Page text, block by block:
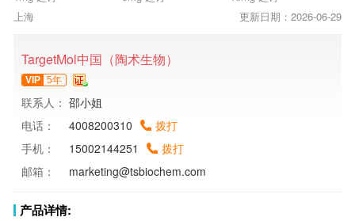
上海
更新日期：2026-06-29
TargetMol中国（陶术生物）
VIP 5年
联系人： 邵小姐
电话：
4008200310
拨打
手机：
15002144251
拨打
邮箱：
marketing@tsbiochem.com
产品详情: